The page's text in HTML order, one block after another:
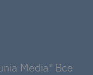
Media" Все